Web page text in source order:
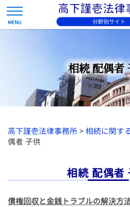
相続 配偶者
高下謹壱法律事務所> 相続に関す
偶者 子供
相続 配偶者
債権回収と金銭トラブルの解決方